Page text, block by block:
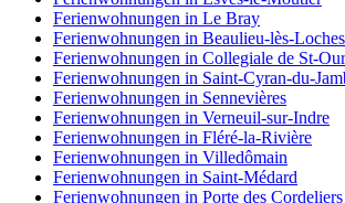
Ferienwohnungen in Le Bray
Ferienwohnungen in Beaulieu-lès-Loches
Ferienwohnungen in Collegiale de St-
Ferienwohnungen in Saint-Cyran-du-
Ferienwohnungen in Sennevières
Ferienwohnungen in Verneuil-sur-Indre
Ferienwohnungen in Fléré-la-Rivière
Ferienwohnungen in Villedômain
Ferienwohnungen in Saint-Médard
Ferienwohnungen in Porte des Cordeliers